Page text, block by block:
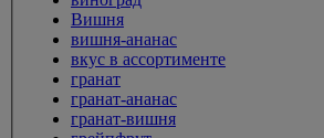
Вишня
вишня-ананас
вкус в ассортименте
гранат
гранат-ананас
гранат-вишня